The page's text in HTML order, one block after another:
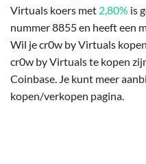
Virtuals koers met 2,80% is
nummer 8855 en heeft een
Wil je cr0w by Virtuals
cr0w by Virtuals te kopen
Coinbase. Je kunt meer
kopen/verkopen pagina.